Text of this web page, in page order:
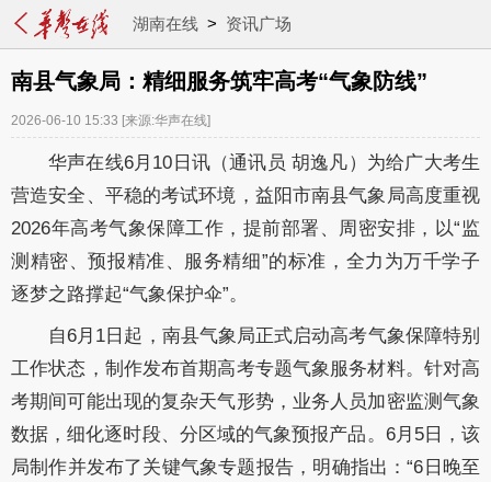
湖南在线> 资讯广场
南县气象局：精细服务筑牢高考“气象防线”
2026-06-10 15:33 [来源:华声在线]
华声在线6月10日讯（通讯员 胡逸凡）为给广大考生
营造安全、平稳的考试环境，益阳市南县气象局高度重视
2026年高考气象保障工作，提前部署、周密安排，以“监
测精密、预报精准、服务精细”的标准，全力为万千学子
逐梦之路撑起“气象保护伞”。
自6月1日起，南县气象局正式启动高考气象保障特别
工作状态，制作发布首期高考专题气象服务材料。针对高
考期间可能出现的复杂天气形势，业务人员加密监测气象
数据，细化逐时段、分区域的气象预报产品。6月5日，该
局制作并发布了关键气象专题报告，明确指出：“6日晚至